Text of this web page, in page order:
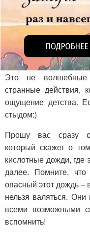
Это не волшебные
странные действия,
ощущение детства.
стыдом:)
Прошу вас сразу
который скажет о
кислотные дожди, где
далее. Помните,
опасный этот дождь –
нельзя валяться. Они
всеми возможными
вспомнить!